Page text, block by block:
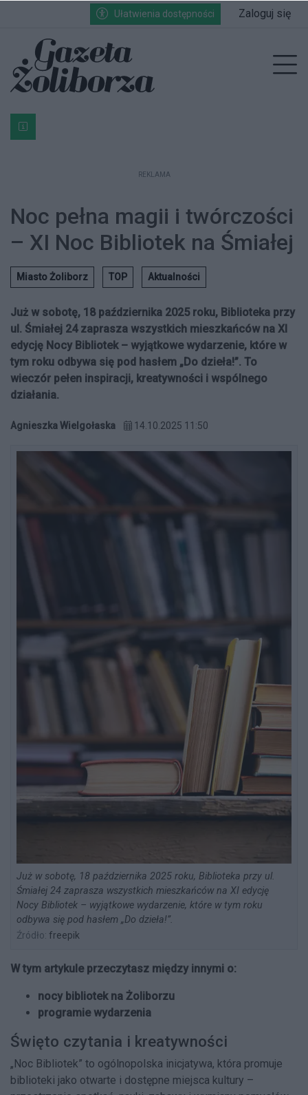
Przejdź do głównych treści
Przejdź do wyszukiwarki
Przejdź do głównego menuUłatwienia dostępności Zaloguj się
Bardzo ważna informacja dla podatników posiadających
REKLAMA
Noc pełna magii i twórczości
– XI Noc Bibliotek na Śmiałej
Miasto Żoliborz TOP Aktualności
Już w sobotę, 18 października 2025 roku, Biblioteka przy
ul. Śmiałej 24 zaprasza wszystkich mieszkańców na XI
edycję Nocy Bibliotek – wyjątkowe wydarzenie, które w
tym roku odbywa się pod hasłem „Do dzieła!”. To
wieczór pełen inspiracji, kreatywności i wspólnego
działania.
Agnieszka Wielgołaska 14.10.2025 11:50
Już w sobotę, 18 października 2025 roku, Biblioteka przy ul.
Śmiałej 24 zaprasza wszystkich mieszkańców na XI edycję
Nocy Bibliotek – wyjątkowe wydarzenie, które w tym roku
odbywa się pod hasłem „Do dzieła!”.
Źródło: freepik
W tym artykule przeczytasz między innymi o:
nocy bibliotek na Żoliborzu
programie wydarzenia
Święto czytania i kreatywności
„Noc Bibliotek” to ogólnopolska inicjatywa, która promuje
biblioteki jako otwarte i dostępne miejsca kultury –